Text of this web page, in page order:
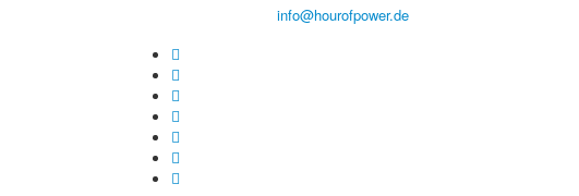
info@hourofpower.de